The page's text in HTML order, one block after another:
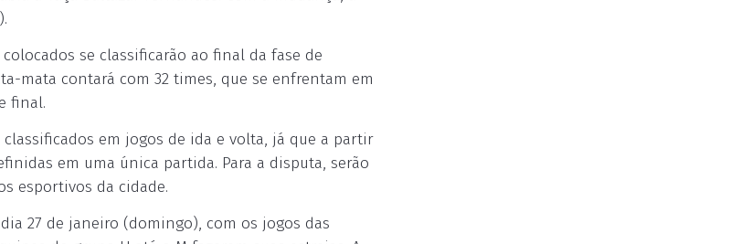
se classificarão ao final da fase de
mata contará com 32 times, que se enfrentam em
final.
em jogos de ida e volta, já que a partir
em uma única partida. Para a disputa, serão
esportivos da cidade.
27 de janeiro (domingo), com os jogos das